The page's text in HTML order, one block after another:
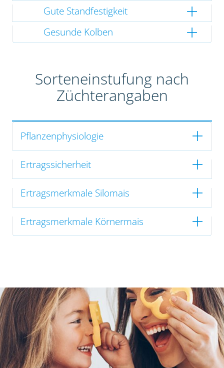
Gute Standfestigkeit
Gesunde Kolben
Sorteneinstufung nach
Züchterangaben
Pflanzenphysiologie
Ertragssicherheit
Ertragsmerkmale Silomais
Ertragsmerkmale Körnermais